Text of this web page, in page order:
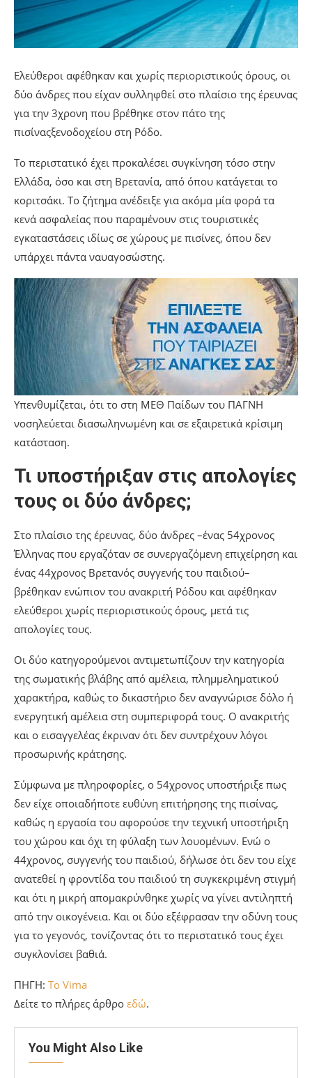
Ελεύθεροι αφέθηκαν και χωρίς περιοριστικούς όρους, οι
δύο άνδρες που είχαν συλληφθεί στο πλαίσιο της έρευνας
για την 3χρονη που βρέθηκε στον πάτο της
πισίναςξενοδοχείου στη Ρόδο.
Το περιστατικό έχει προκαλέσει συγκίνηση τόσο στην
Ελλάδα, όσο και στη Βρετανία, από όπου κατάγεται το
κοριτσάκι. Το ζήτημα ανέδειξε για ακόμα μία φορά τα
κενά ασφαλείας που παραμένουν στις τουριστικές
εγκαταστάσεις ιδίως σε χώρους με πισίνες, όπου δεν
υπάρχει πάντα ναυαγοσώστης.
Υπενθυμίζεται, ότι το στη ΜΕΘ Παίδων του ΠΑΓΝΗ
νοσηλεύεται διασωληνωμένη και σε εξαιρετικά κρίσιμη
κατάσταση.
Τι υποστήριξαν στις απολογίες
τους οι δύο άνδρες;
Στο πλαίσιο της έρευνας, δύο άνδρες –ένας 54χρονος
Έλληνας που εργαζόταν σε συνεργαζόμενη επιχείρηση και
ένας 44χρονος Βρετανός συγγενής του παιδιού–
βρέθηκαν ενώπιον του ανακριτή Ρόδου και αφέθηκαν
ελεύθεροι χωρίς περιοριστικούς όρους, μετά τις
απολογίες τους.
Οι δύο κατηγορούμενοι αντιμετωπίζουν την κατηγορία
της σωματικής βλάβης από αμέλεια, πλημμεληματικού
χαρακτήρα, καθώς το δικαστήριο δεν αναγνώρισε δόλο ή
ενεργητική αμέλεια στη συμπεριφορά τους. Ο ανακριτής
και ο εισαγγελέας έκριναν ότι δεν συντρέχουν λόγοι
προσωρινής κράτησης.
Σύμφωνα με πληροφορίες, ο 54χρονος υποστήριξε πως
δεν είχε οποιαδήποτε ευθύνη επιτήρησης της πισίνας,
καθώς η εργασία του αφορούσε την τεχνική υποστήριξη
του χώρου και όχι τη φύλαξη των λουομένων. Ενώ ο
44χρονος, συγγενής του παιδιού, δήλωσε ότι δεν του είχε
ανατεθεί η φροντίδα του παιδιού τη συγκεκριμένη στιγμή
και ότι η μικρή απομακρύνθηκε χωρίς να γίνει αντιληπτή
από την οικογένεια. Και οι δύο εξέφρασαν την οδύνη τους
για το γεγονός, τονίζοντας ότι το περιστατικό τους έχει
συγκλονίσει βαθιά.
ΠΗΓΗ: To Vima
Δείτε το πλήρες άρθρο εδώ.
You Might Also Like